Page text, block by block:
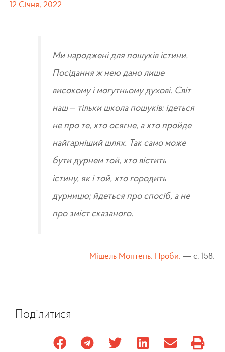
12 Січня, 2022
Ми народжені для пошуків істини.
Посідання ж нею дано лише
високому і могутньому духові. Світ
наш – тільки школа пошуків: ідеться
не про те, хто осягне, а хто пройде
найгарніший шлях. Так само може
бути дурнем той, хто вістить
істину, як і той, хто городить
дурницю; йдеться про спосіб, а не
про зміст сказаного.
Мішель Монтень. Проби. — c. 158.
Поділитися